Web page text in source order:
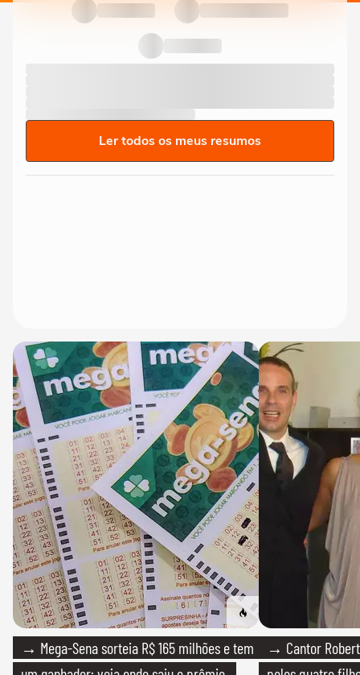
Ler todos os meus resumos
→ Mega-Sena sorteia R$ 165 milhões e tem
→ Cantor